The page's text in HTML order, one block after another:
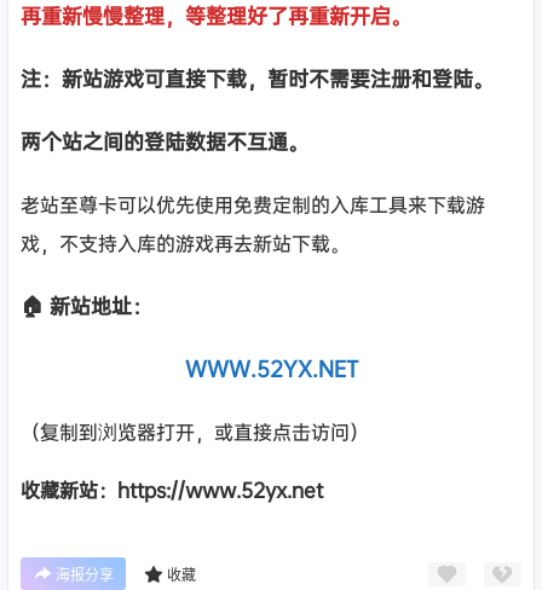
再重新慢慢整理，等整理好了再重新开启。
注：新站游戏可直接下载，暂时不需要注册和登陆。
两个站之间的登陆数据不互通。
老站至尊卡可以优先使用免费定制的入库工具来下载游
戏，不支持入库的游戏再去新站下载。
🏠 新站地址：
WWW.52YX.NET
（复制到浏览器打开，或直接点击访问）
收藏新站：https://www.52yx.net
海报分享 收藏